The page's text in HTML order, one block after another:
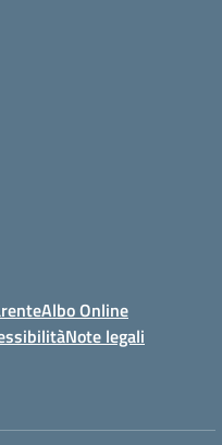
Albo Online
Note legali